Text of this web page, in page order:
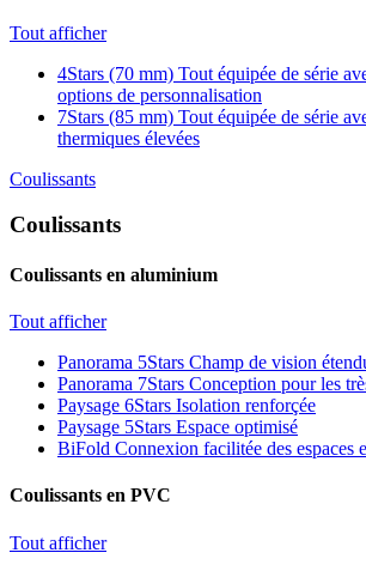
Tout afficher
4Stars (70 mm) Tout équipée de série
options de personnalisation
7Stars (85 mm) Tout équipée de série
thermiques élevées
Coulissants
Coulissants
Coulissants en aluminium
Tout afficher
Panorama 5Stars Champ de vision
Panorama 7Stars Conception pour les
Paysage 6Stars Isolation renforçée
Paysage 5Stars Espace optimisé
BiFold Connexion facilitée des espaces
Coulissants en PVC
Tout afficher